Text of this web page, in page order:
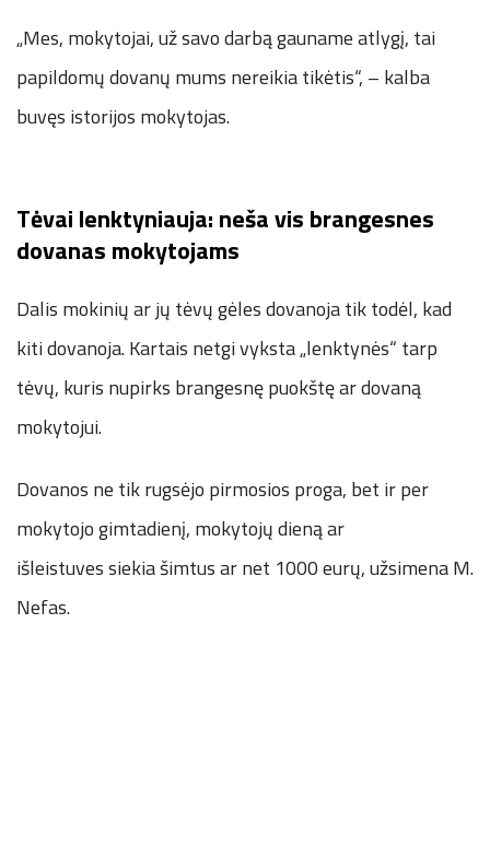
„Mes, mokytojai, už savo darbą gauname atlygį, tai
papildomų dovanų mums nereikia tikėtis“, – kalba
buvęs istorijos mokytojas.
Tėvai lenktyniauja: neša vis brangesnes
dovanas mokytojams
Dalis mokinių ar jų tėvų gėles dovanoja tik todėl, kad
kiti dovanoja. Kartais netgi vyksta „lenktynės“ tarp
tėvų, kuris nupirks brangesnę puokštę ar dovaną
mokytojui.
Dovanos ne tik rugsėjo pirmosios proga, bet ir per
mokytojo gimtadienį, mokytojų dieną ar
išleistuves siekia šimtus ar net 1000 eurų, užsimena M.
Nefas.